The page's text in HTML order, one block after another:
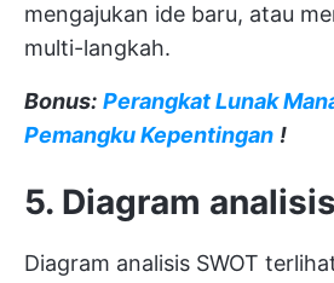
mengajukan ide baru, atau
multi-langkah.
Bonus: Perangkat Lunak
Pemangku Kepentingan !
5. Diagram
Diagram analisis SWOT